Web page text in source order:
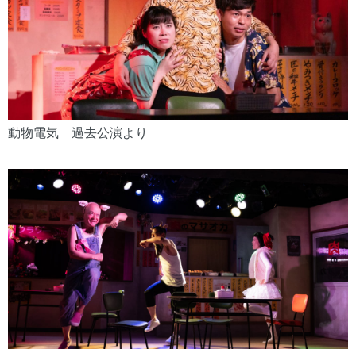
動物電気 過去公演より